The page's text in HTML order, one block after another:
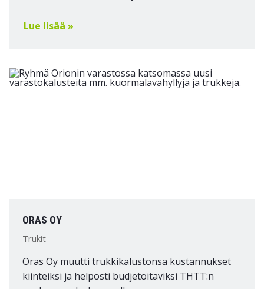
Lue lisää »
ORAS OY
Trukit
Oras Oy muutti trukkikalustonsa kustannukset
kiinteiksi ja helposti budjetoitaviksi THTT:n